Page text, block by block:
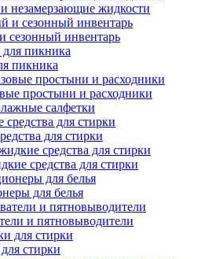
незамерзающие жидкости
сезонный инвентарь
пикника
простыни и расходники
салфетки
для стирки
средства для стирки
для белья
и пятновыводители
стирки